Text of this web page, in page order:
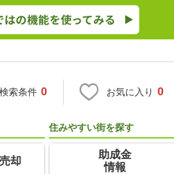
索条件 0 お気に入り 0
売却
住みやすい街を探す
助成金
情報